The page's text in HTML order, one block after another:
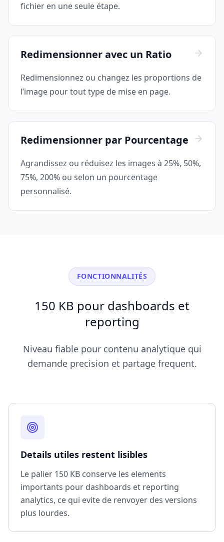
fichier en une seule étape.
Redimensionner avec un Ratio
Redimensionnez ou changez les proportions de
l’image pour tout type de mise en page.
Redimensionner par Pourcentage
Agrandissez ou réduisez les images à 25%, 50%,
75%, 200% ou selon un pourcentage
personnalisé.
FONCTIONNALITÉS
150 KB pour dashboards et
reporting
Niveau fiable pour contenu analytique qui
demande precision et partage frequent.
Details utiles restent lisibles
Le palier 150 KB conserve les elements
importants pour dashboards et reporting
analytics, ce qui evite de renvoyer des versions
plus lourdes.